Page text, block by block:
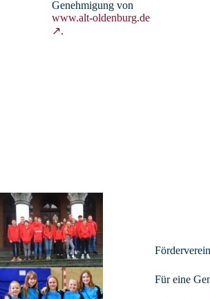
Conrad, Sabine –
Genehmigung von
www.alt-oldenburg.de
↗.
Förderverein
Für eine